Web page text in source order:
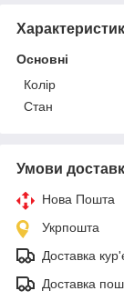
Основні
Колір
Стан
Умови
Нова Пошта
Укрпошта
Доставка
Доставка